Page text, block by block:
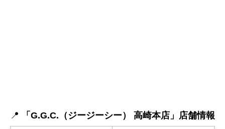
📍 「G.G.C.（ジージーシー） 高崎本店」店舗情報